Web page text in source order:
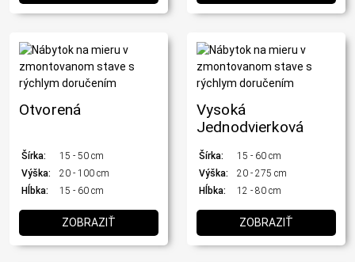
Otvorená
Šírka:
15 - 50 cm
Výška:
20 - 100 cm
Hĺbka:
15 - 60 cm
ZOBRAZIŤ
Vysoká
Jednodvierková
Šírka:
15 - 60 cm
Výška:
20 - 275 cm
Hĺbka:
12 - 80 cm
ZOBRAZIŤ